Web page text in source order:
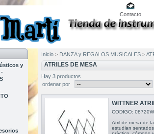
Contacto
y
-
Inicio > DANZA y REGALOS MUSICALES >
ATRILES DE MESA
Hay 3 productos
ordenar por
WITTNER
CODIGO:
Atril de mesa de
estudian